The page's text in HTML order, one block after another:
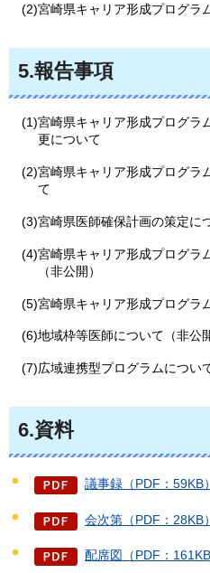
(2)宮崎県キャリア形成プログラ
5.報告事項
(1)宮崎県キャリア形成プログラ
更について
(2)宮崎県キャリア形成プログラ
て
(3)宮崎県医師確保計画の策定に
(4)宮崎県キャリア形成プログラ
（非公開）
(5)宮崎県キャリア形成プログラ
(6)地域枠等医師について（非公開
(7)広域連携型プログラムについ
6.資料
議事録（PDF：59KB）
会次第（PDF：28KB）
配席図（PDF：161KB